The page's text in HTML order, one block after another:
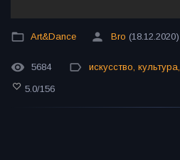
Art&Dance Bro (18.12.2020)
5684 искусство, культура,
5.0/156